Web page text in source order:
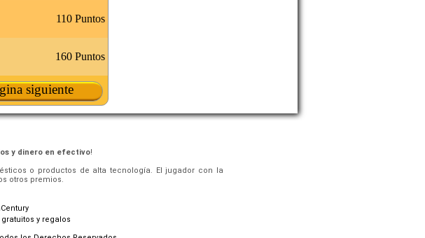
110 Puntos
160 Puntos
siguiente
y dinero en efectivo!
o productos de alta tecnología. El jugador con la
otros premios.
y regalos